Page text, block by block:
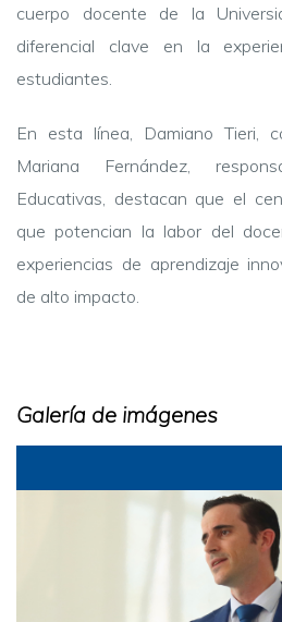
cuerpo docente de la
diferencial clave en la
estudiantes.
En esta línea, Damiano Tieri,
Mariana Fernández,
Educativas, destacan que el
que potencian la labor del
experiencias de aprendizaje
de alto impacto.
Galería de imágenes